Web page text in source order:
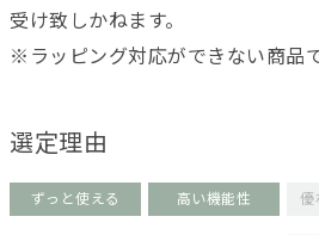
受け致しかねます。
※ラッピング対応ができない商品で
選定理由
ずっと使える 高い機能性 優